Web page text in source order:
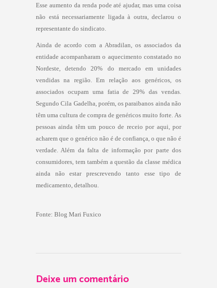
Esse aumento da renda pode até ajudar, mas uma coisa
não está necessariamente ligada à outra, declarou o
representante do sindicato.
Ainda de acordo com a Abradilan, os associados da
entidade acompanharam o aquecimento constatado no
Nordeste, detendo 20% do mercado em unidades
vendidas na região. Em relação aos genéricos, os
associados ocupam uma fatia de 29% das vendas.
Segundo Cila Gadelha, porém, os paraibanos ainda não
têm uma cultura de compra de genéricos muito forte. As
pessoas ainda têm um pouco de receio por aqui, por
acharem que o genérico não é de confiança, o que não é
verdade. Além da falta de informação por parte dos
consumidores, tem também a questão da classe médica
ainda não estar prescrevendo tanto esse tipo de
medicamento, detalhou.
Fonte: Blog Mari Fuxico
Deixe um comentário